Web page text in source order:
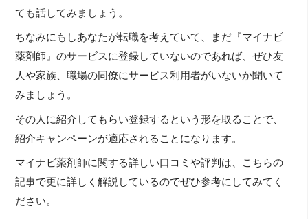
ても話してみましょう。
ちなみにもしあなたが転職を考えていて、まだ『マイナビ
薬剤師』のサービスに登録していないのであれば、ぜひ友
人や家族、職場の同僚にサービス利用者がいないか聞いて
みましょう。
その人に紹介してもらい登録するという形を取ることで、
紹介キャンペーンが適応されることになります。
マイナビ薬剤師に関する詳しい口コミや評判は、こちらの
記事で更に詳しく解説しているのでぜひ参考にしてみてく
ださい。